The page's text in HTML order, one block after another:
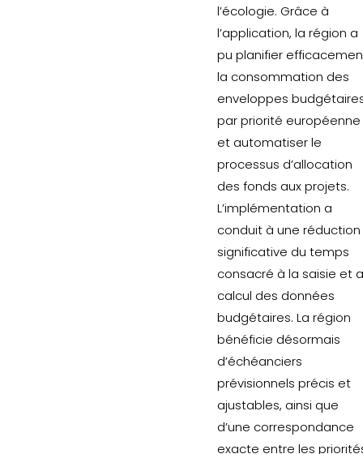
l’écologie. Grâce à
l’application, la région a
pu planifier
la consommation des
enveloppes
par priorité européenne
et automatiser le
processus d’allocation
des fonds aux projets.
L’implémentation a
conduit à une réduction
significative du temps
consacré à la saisie et
calcul des données
budgétaires. La région
bénéficie désormais
d’échéanciers
prévisionnels précis et
ajustables, ainsi que
d’une correspondance
exacte entre les